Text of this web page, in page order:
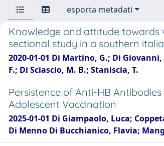
esporta metadati
Knowledge and attitude towards
sectional study in a southern
2020-01-01 Di Martino, G.; Di
F.; Di Sciascio, M. B.; Staniscia, T.
Persistence of Anti-HB
Adolescent Vaccination
2025-01-01 Di Giampaolo, Luca;
Di Menno Di Bucchianico, Flavia;